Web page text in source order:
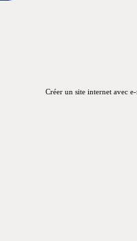
Créer un site internet avec